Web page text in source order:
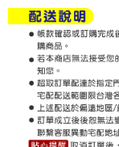
「AFTEE先享後付」
任。
４．使用「AFTEE先
時審查核予不同之上
請求用戶進行身份認證。
５．嚴禁一人註冊多
恩沛科技股份有限公